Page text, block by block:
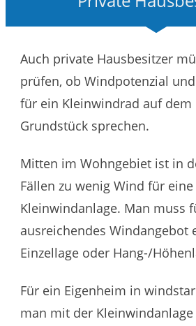
Auch private Hausbesitzer
prüfen, ob Windpotenzial
für ein Kleinwindrad auf dem
Grundstück sprechen.
Mitten im Wohngebiet ist in
Fällen zu wenig Wind für eine
Kleinwindanlage. Man muss
ausreichendes Windangebot
Einzellage oder Hang-/
Für ein Eigenheim in
man mit der